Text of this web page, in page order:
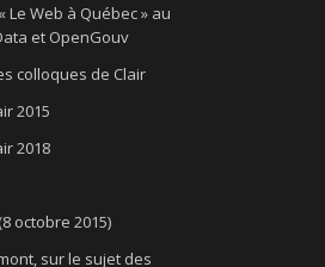
Le Web à Québec » au
et OpenGouv
colloques de Clair
2015
2018
octobre 2015)
sur le sujet des